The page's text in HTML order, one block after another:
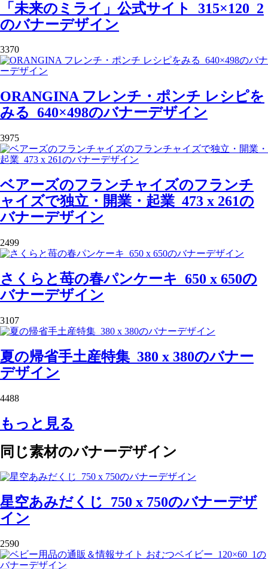
「未来のミライ」公式サイト_315×120_2
のバナーデザイン
3370
ORANGINA フレンチ・ポンチ レシピを
みる_640×498のバナーデザイン
3975
ベアーズのフランチャイズのフランチ
ャイズで独立・開業・起業_473 x 261の
バナーデザイン
2499
さくらと苺の春パンケーキ_650 x 650の
バナーデザイン
3107
夏の帰省手土産特集_380 x 380のバナー
デザイン
4488
もっと見る
同じ素材のバナーデザイン
星空あみだくじ_750 x 750のバナーデザ
イン
2590